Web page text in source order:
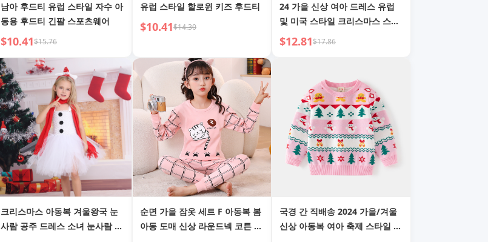
남아 후드티 유럽 스타일 자수 아
동용 후드티 긴팔 스포츠웨어
$10.41$15.76
유럽 스타일 할로윈 키즈 후드티
$10.41$14.30
24 가을 신상 여아 드레스 유럽
및 미국 스타일 크리스마스 스타
일 자수 프린세스 드레스 베이비
카툰 폴카 도트 아동 드레스
$12.81$17.86
크리스마스 아동복 겨울왕국 눈
사람 공주 드레스 소녀 눈사람 코
순면 가을 잠옷 세트 F 아동복 봄
아동 도매 신상 라운드넥 코튼 스
국경 간 직배송 2024 가을/겨울
신상 아동복 여아 축제 스타일 라